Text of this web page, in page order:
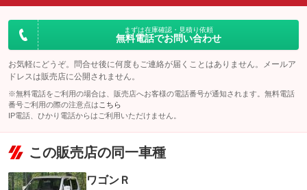
まずは在庫確認・見積り依頼
無料電話でお問い合わせ
お気軽にどうぞ。問合せ後に何度もご連絡が届くことはありません。メールア
ドレスは販売店に公開されません。
※無料電話をご利用の場合は、販売店へお客様の電話番号が通知されます。無料電話
番号ご利用の際の注意点は こちら
IP電話、ひかり電話からはご利用いただけません。
この販売店の同一車種
ワゴンＲ